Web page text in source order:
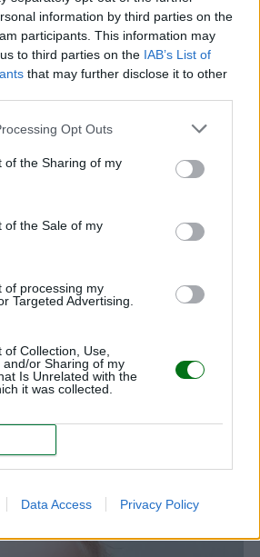
information by third parties on the
participants. This information may
to third parties on the IAB’s List of
that may further disclose it to other
Opt Outs
of the Sharing of my
of the Sale of my
of processing my
Targeted Advertising.
Collection, Use,
and/or Sharing of my
Is Unrelated with the
it was collected.
Data Access Privacy Policy
LEER
gatear antes de caminar
LEER